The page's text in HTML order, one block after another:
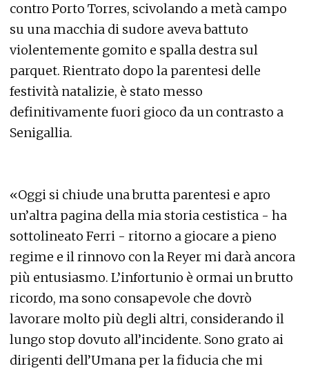
contro Porto Torres, scivolando a metà campo
su una macchia di sudore aveva battuto
violentemente gomito e spalla destra sul
parquet. Rientrato dopo la parentesi delle
festività natalizie, è stato messo
definitivamente fuori gioco da un contrasto a
Senigallia.
«Oggi si chiude una brutta parentesi e apro
un’altra pagina della mia storia cestistica - ha
sottolineato Ferri - ritorno a giocare a pieno
regime e il rinnovo con la Reyer mi darà ancora
più entusiasmo. L’infortunio è ormai un brutto
ricordo, ma sono consapevole che dovrò
lavorare molto più degli altri, considerando il
lungo stop dovuto all’incidente. Sono grato ai
dirigenti dell’Umana per la fiducia che mi